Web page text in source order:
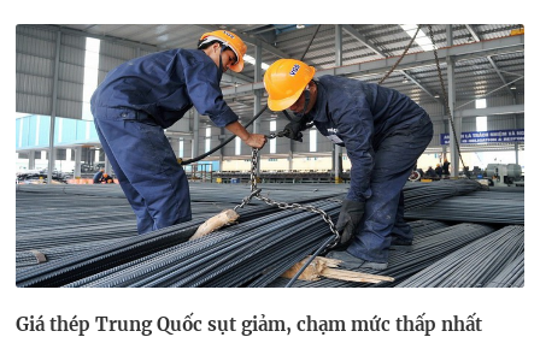
Giá thép Trung Quốc sụt giảm, chạm mức thấp nhất